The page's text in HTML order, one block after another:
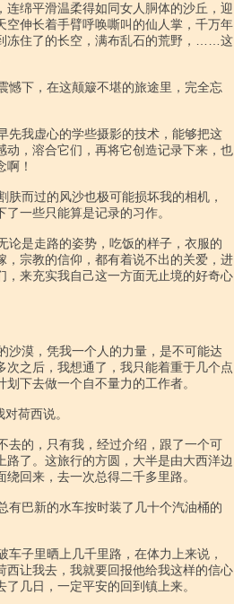
绵平滑温柔得如同女人胴体的沙丘，迎
伸长着手臂呼唤嘶叫的仙人掌，千万年
冻住了的长空，满布乱石的荒野，……这
，溶合它们，再将它创造记录下来，也
！
一些只能算是记录的习作。
宗教的信仰，都有着说不出的关爱，进
来充实我自己这一方面无止境的好奇心
之后，我想通了，我只能着重于几个点
下去做一个自不量力的工作者。
了。这旅行的方圆，大半是由大西洋边
回来，去一次总得二千多里路。
西让我去，我就要回报他给我这样的信心
几日，一定平安的回到镇上来。